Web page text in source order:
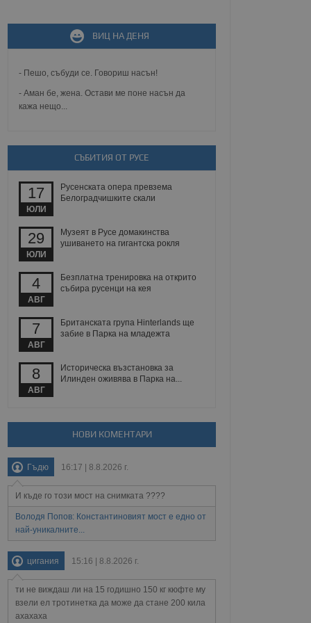
ВИЦ НА ДЕНЯ
- Пешо, събуди се. Говориш насън!
- Аман бе, жена. Остави ме поне насън да
кажа нещо...
СЪБИТИЯ ОТ РУСЕ
17
ЮЛИ
Русенската опера превзема
Белоградчишките скали
29
ЮЛИ
Музеят в Русе домакинства
ушиването на гигантска рокля
4
АВГ
Безплатна тренировка на открито
събира русенци на кея
7
АВГ
Британската група Hinterlands ще
забие в Парка на младежта
8
АВГ
Историческа възстановка за
Илинден оживява в Парка на...
НОВИ КОМЕНТАРИ
Гъдю 16:17 | 8.8.2026 г.
И къде го този мост на снимката ????
Володя Попов: Константиновият мост е едно от
най-уникалните...
цигания 15:16 | 8.8.2026 г.
ти не виждаш ли на 15 годишно 150 кг кюфте му
взели ел тротинетка да може да стане 200 кила
ахахаха
зададена от уеб
Той не съдържа
за тяхното
политики и
между хората
за да се правят
уебсайт.
на
на бисквитките,
и
и
и предоставя
използва
потребител може
поведение и
с
на
на сайта.
взаимодействия
и потребителския
събиране на данни
за
се
на тестване.
данни,
на посещенията,
били заредени.
опит.
на
тя може
новата или
която е
в целия
на социалните
Описание